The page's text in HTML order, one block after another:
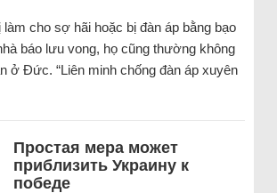
làm cho sợ hãi hoặc bị đàn áp bằng bạo
báo lưu vong, họ cũng thường không
ở Đức. “Liên minh chống đàn áp xuyên
Простая мера может
приблизить Украину к
победе